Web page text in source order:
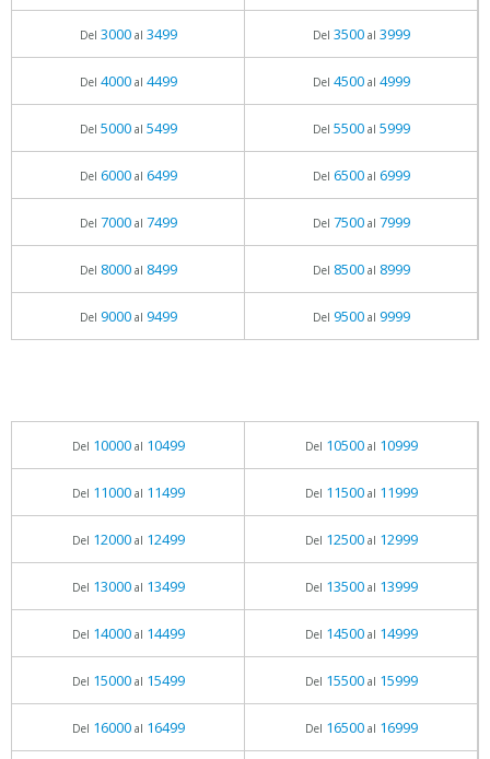
Del 3000al 3499 Del 3500al 3999
Del 4000al 4499 Del 4500al 4999
Del 5000al 5499 Del 5500al 5999
Del 6000al 6499 Del 6500al 6999
Del 7000al 7499 Del 7500al 7999
Del 8000al 8499 Del 8500al 8999
Del 9000al 9499 Del 9500al 9999
Del 10000al 10499 Del 10500al 10999
Del 11000al 11499 Del 11500al 11999
Del 12000al 12499 Del 12500al 12999
Del 13000al 13499 Del 13500al 13999
Del 14000al 14499 Del 14500al 14999
Del 15000al 15499 Del 15500al 15999
Del 16000al 16499 Del 16500al 16999